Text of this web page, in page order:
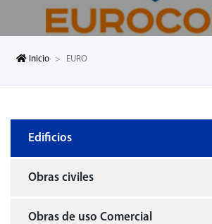
Inicio EURO
Edificios
Obras civiles
Obras de uso Comercial